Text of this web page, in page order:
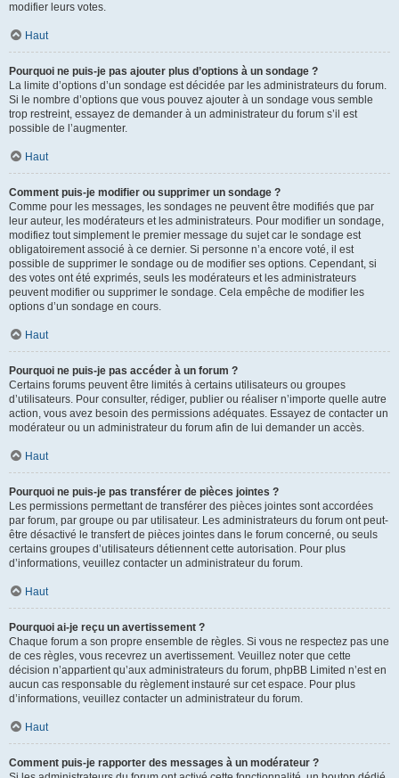
modifier leurs votes.
Haut
Pourquoi ne puis-je pas ajouter plus d’options à un sondage ?
La limite d’options d’un sondage est décidée par les administrateurs du forum.
Si le nombre d’options que vous pouvez ajouter à un sondage vous semble
trop restreint, essayez de demander à un administrateur du forum s’il est
possible de l’augmenter.
Haut
Comment puis-je modifier ou supprimer un sondage ?
Comme pour les messages, les sondages ne peuvent être modifiés que par
leur auteur, les modérateurs et les administrateurs. Pour modifier un sondage,
modifiez tout simplement le premier message du sujet car le sondage est
obligatoirement associé à ce dernier. Si personne n’a encore voté, il est
possible de supprimer le sondage ou de modifier ses options. Cependant, si
des votes ont été exprimés, seuls les modérateurs et les administrateurs
peuvent modifier ou supprimer le sondage. Cela empêche de modifier les
options d’un sondage en cours.
Haut
Pourquoi ne puis-je pas accéder à un forum ?
Certains forums peuvent être limités à certains utilisateurs ou groupes
d’utilisateurs. Pour consulter, rédiger, publier ou réaliser n’importe quelle autre
action, vous avez besoin des permissions adéquates. Essayez de contacter un
modérateur ou un administrateur du forum afin de lui demander un accès.
Haut
Pourquoi ne puis-je pas transférer de pièces jointes ?
Les permissions permettant de transférer des pièces jointes sont accordées
par forum, par groupe ou par utilisateur. Les administrateurs du forum ont peut-
être désactivé le transfert de pièces jointes dans le forum concerné, ou seuls
certains groupes d’utilisateurs détiennent cette autorisation. Pour plus
d’informations, veuillez contacter un administrateur du forum.
Haut
Pourquoi ai-je reçu un avertissement ?
Chaque forum a son propre ensemble de règles. Si vous ne respectez pas une
de ces règles, vous recevrez un avertissement. Veuillez noter que cette
décision n’appartient qu’aux administrateurs du forum, phpBB Limited n’est en
aucun cas responsable du règlement instauré sur cet espace. Pour plus
d’informations, veuillez contacter un administrateur du forum.
Haut
Comment puis-je rapporter des messages à un modérateur ?